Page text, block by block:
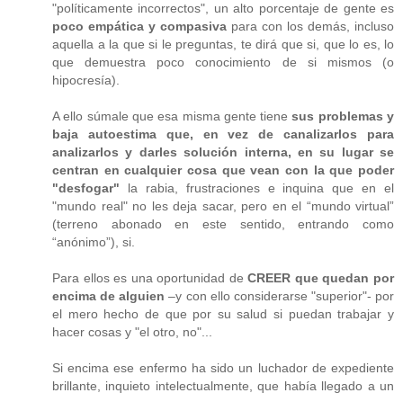
"políticamente incorrectos", un alto porcentaje de gente es
poco empática y compasiva para con los demás, incluso
aquella a la que si le preguntas, te dirá que si, que lo es, lo
que demuestra poco conocimiento de si mismos (o
hipocresía).
A ello súmale que esa misma gente tienesus problemas y
baja autoestima que, en vez de canalizarlos para
analizarlos y darles solución interna, en su lugar se
centran en cualquier cosa que vean con la que poder
"desfogar" la rabia, frustraciones e inquina que en el
"mundo real" no les deja sacar, pero en el “mundo virtual”
(terreno abonado en este sentido, entrando como
“anónimo”), si.
Para ellos es una oportunidad deCREER que quedan por
encima de alguien –y con ello considerarse "superior"- por
el mero hecho de que por su salud si puedan trabajar y
hacer cosas y "el otro, no"...
Si encima ese enfermo ha sido un luchador de expediente
brillante, inquieto intelectualmente, que había llegado a un